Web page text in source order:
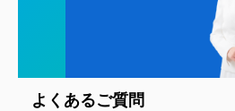
よくあるご質問